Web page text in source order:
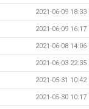
2021-06-09 18:33
2021-06-09 16:17
2021-06-08 14:06
2021-06-03 22:35
2021-05-31 10:42
2021-05-30 10:17